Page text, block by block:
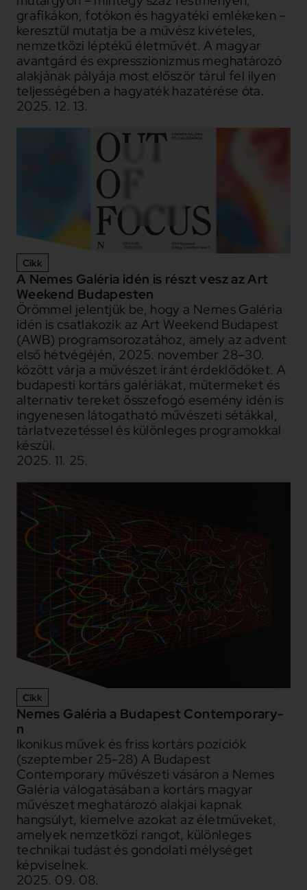
grafikákon, fotókon és hagyatéki emlékeken –
keresztül mutatja be a művész kivételes,
nemzetközi léptékű életművét. A magyar
avantgárd és expresszionizmus meghatározó
alakjának pályája most először tárul fel ilyen
teljességében a hagyaték hazatérése óta.
2025. 12. 13.
Cikk
A Nemes Galéria idén is részt vesz az Art
Weekend Budapesten
Örömmel jelentjük be, hogy a Nemes Galéria
idén is csatlakozik az Art Weekend Budapest
(AWB) programsorozatához, amely az advent
első hétvégéjén, 2025. november 28–30.
között várja a művészet iránt érdeklődőket. A
budapesti kortárs galériákat, műtermeket és
alternatív tereket összefogó esemény idén is
ingyenesen látogatható művészeti sétákkal,
tárlatvezetéssel és különleges programokkal
készül.
2025. 11. 25.
Cikk
Nemes Galéria a Budapest Contemporary-
n
Ikonikus művek és friss kortárs pozíciók
(szeptember 25-28) A Budapest
Contemporary művészeti vásáron a Nemes
Galéria válogatásában a kortárs magyar
művészet meghatározó alakjai kapnak
hangsúlyt, kiemelve azokat az életműveket,
amelyek nemzetközi rangot, különleges
technikai tudást és gondolati mélységet
képviselnek.
2025. 09. 08.